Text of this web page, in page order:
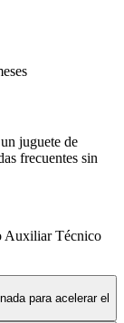
juguete de
frecuentes sin
Auxiliar Técnico
para acelerar el